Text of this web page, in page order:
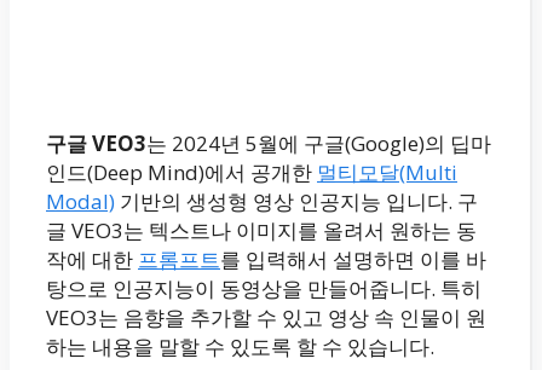
구글 VEO3는 2024년 5월에 구글(Google)의 딥마
인드(Deep Mind)에서 공개한 멀티모달(Multi
Modal) 기반의 생성형 영상 인공지능 입니다. 구
글 VEO3는 텍스트나 이미지를 올려서 원하는 동
작에 대한 프롬프트를 입력해서 설명하면 이를 바
탕으로 인공지능이 동영상을 만들어줍니다. 특히
VEO3는 음향을 추가할 수 있고 영상 속 인물이 원
하는 내용을 말할 수 있도록 할 수 있습니다.